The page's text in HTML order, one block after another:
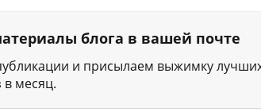
блога в вашей почте
и присылаем выжимку
в месяц.